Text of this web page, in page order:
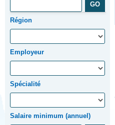
Région
Employeur
Spécialité
Salaire minimum (annuel)